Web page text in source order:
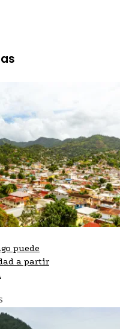
puede
a partir